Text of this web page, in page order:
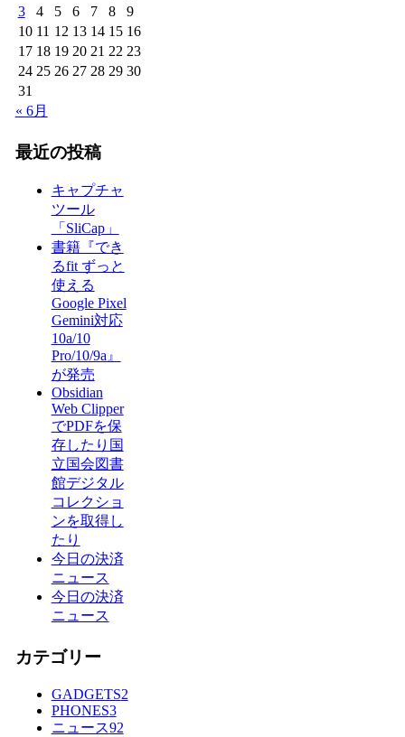
3
4 5 6 7 8
9
10 11 12 13 14 15 16
17 18 19 20 21 22 23
24 25 26 27 28 29 30
31
« 6月
最近の投稿
キャプチャ
ツール
「SliCap」
書籍『でき
るfit ずっと
使える
Google Pixel
Gemini対応
10a/10
Pro/10/9a』
が発売
Obsidian
Web Clipper
でPDFを保
存したり国
立国会図書
館デジタル
コレクショ
ンを取得し
たり
今日の決済
ニュース
今日の決済
ニュース
カテゴリー
GADGETS2
PHONES3
ニュース92